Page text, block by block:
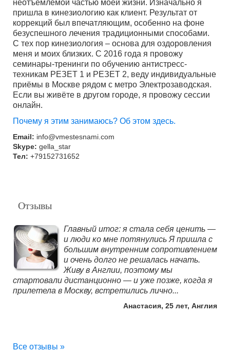
неотъемлемой частью моей жизни. Изначально я
пришла в кинезиологию как клиент. Результат от
коррекций был впечатляющим, особенно на фоне
безуспешного лечения традиционными способами.
С тех пор кинезиология – основа для оздоровления
меня и моих близких. С 2016 года я провожу
семинары-тренинги по обучению антистресс-
техникам РЕЗЕТ 1 и РЕЗЕТ 2, веду индивидуальные
приёмы в Москве рядом с метро Электрозаводская.
Если вы живёте в другом городе, я провожу сессии
онлайн.
Почему я этим занимаюсь? Об этом здесь.
Email: info@vmestesnami.com
Skype: gella_star
Тел: +79152731652
Отзывы
Главный итог: я стала себя ценить —
и люди ко мне потянулись Я пришла с
большим внутренним сопротивлением
и очень долго не решалась начать.
Живу в Англии, поэтому мы
стартовали дистанционно — и уже позже, когда я
прилетела в Москву, встретились лично...
Анастасия, 25 лет, Англия
Все отзывы »